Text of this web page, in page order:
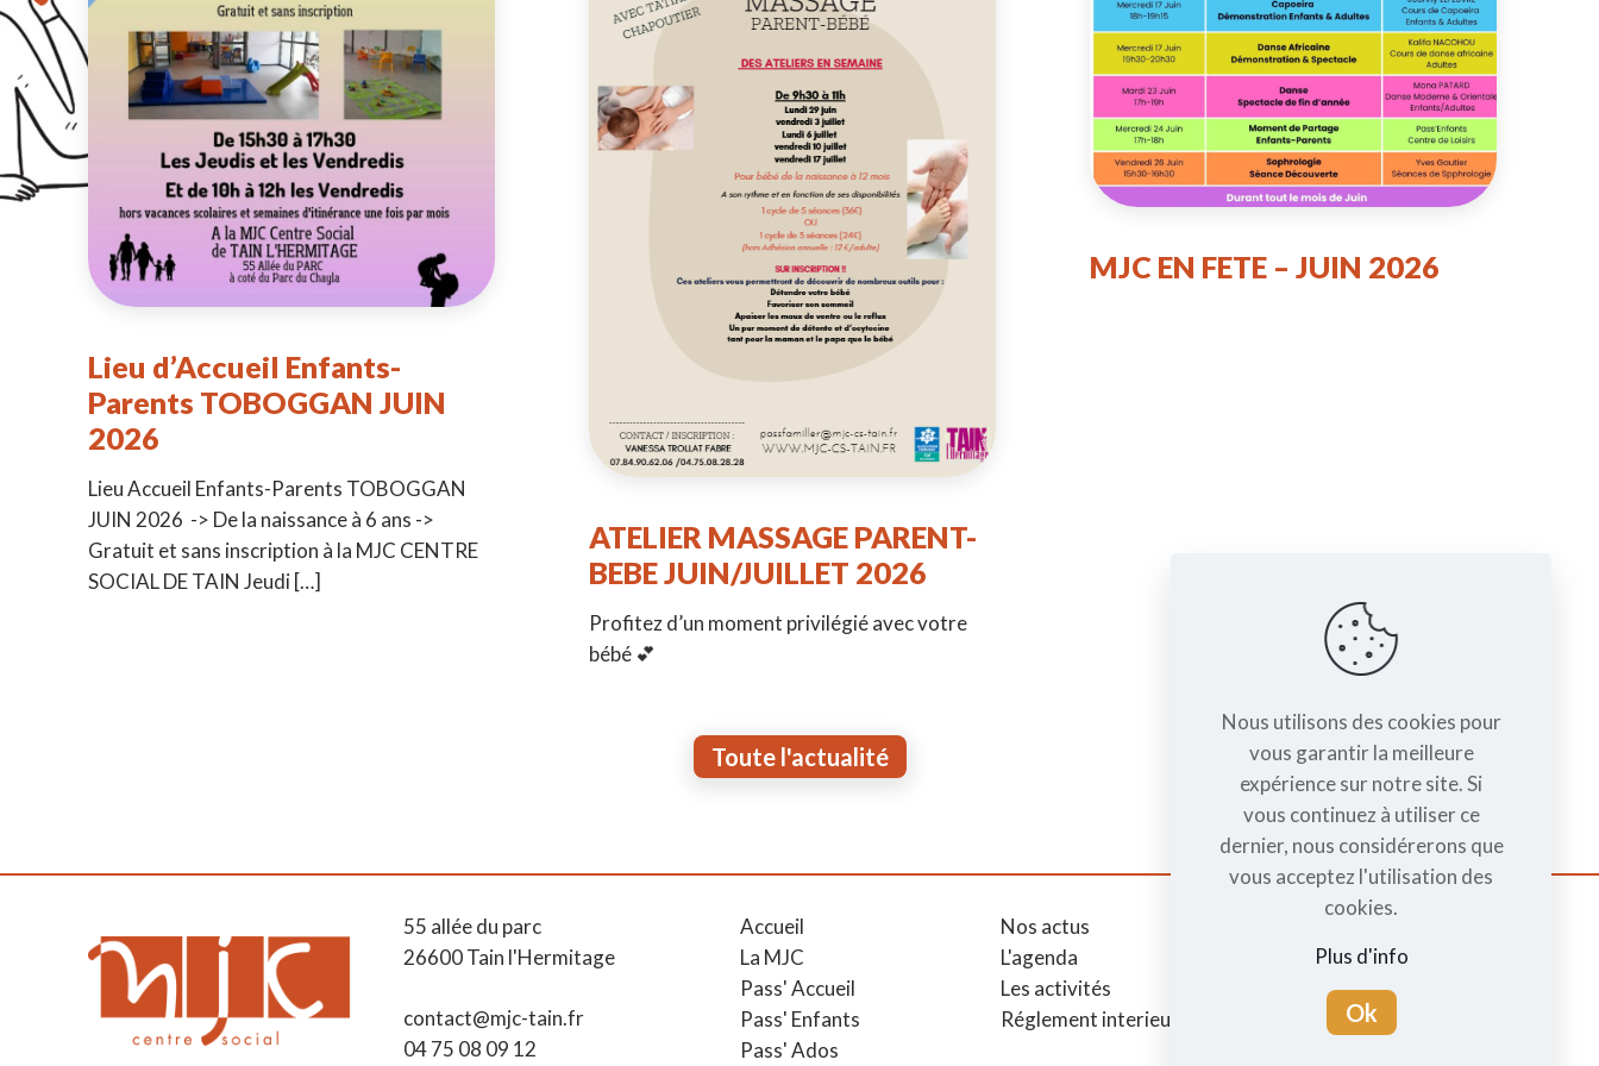
Lieu d’Accueil Enfants-
Parents TOBOGGAN JUIN
2026
Lieu Accueil Enfants-Parents TOBOGGAN
JUIN 2026 -> De la naissance à 6 ans ->
Gratuit et sans inscription à la MJC CENTRE
SOCIAL DE TAIN Jeudi […]
ATELIER MASSAGE PARENT-
BEBE JUIN/JUILLET 2026
Profitez d’un moment privilégié avec votre
bébé 💕
MJC EN FETE – JUIN 2026
Toute l'actualité
55 allée du parc
26600 Tain l'Hermitage
contact@mjc-tain.fr
04 75 08 09 12
Accueil
La MJC
Pass' Accueil
Pass' Enfants
Pass' Ados
Nos actus
L'agenda
Les activités
Réglement interieur
RGPD
Nous utilisons des cookies pour
vous garantir la meilleure
expérience sur notre site. Si
vous continuez à utiliser ce
dernier, nous considérerons que
vous acceptez l'utilisation des
cookies.
Plus d'info
Ok